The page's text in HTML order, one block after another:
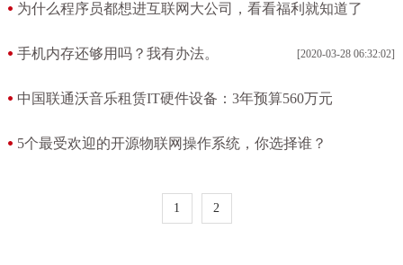
为什么程序员都想进互联网大公司，看看福利就知道了
手机内存还够用吗？我有办法。 [2020-03-28 06:32:02]
中国联通沃音乐租赁IT硬件设备：3年预算560万元
5个最受欢迎的开源物联网操作系统，你选择谁？
1 2